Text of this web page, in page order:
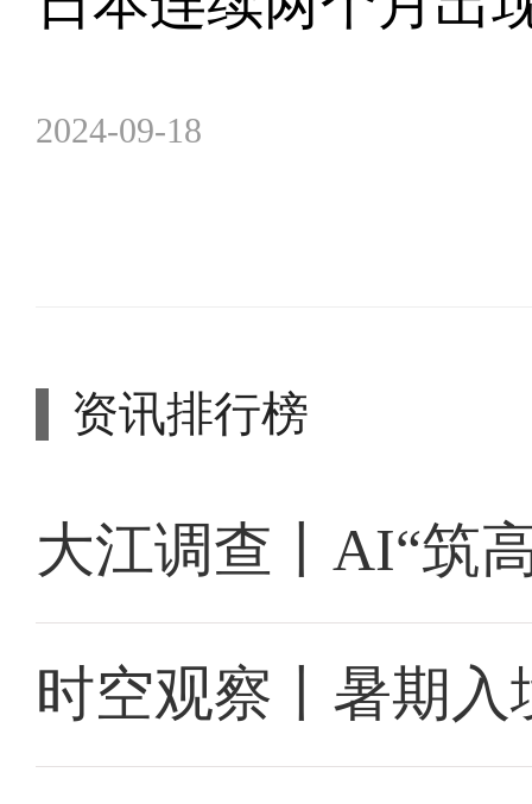
2024-09-18
资讯排行榜
大江调查丨AI“筑
时空观察丨暑期入